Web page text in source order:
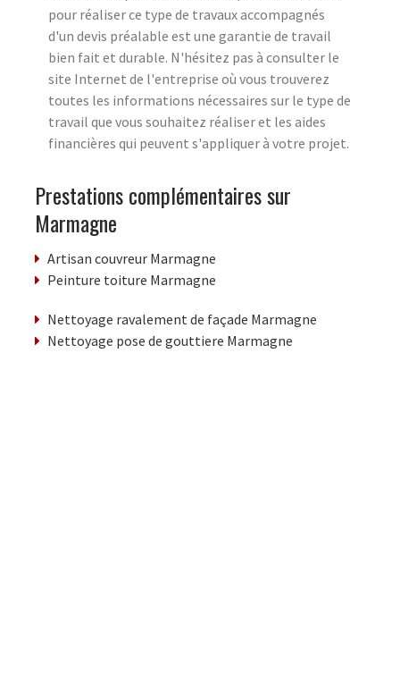
pour réaliser ce type de travaux accompagnés
d'un devis préalable est une garantie de travail
bien fait et durable. N'hésitez pas à consulter le
site Internet de l'entreprise où vous trouverez
toutes les informations nécessaires sur le type de
travail que vous souhaitez réaliser et les aides
financières qui peuvent s'appliquer à votre projet.
Prestations complémentaires sur
Marmagne
Artisan couvreur Marmagne
Peinture toiture Marmagne
Nettoyage ravalement de façade Marmagne
Nettoyage pose de gouttiere Marmagne